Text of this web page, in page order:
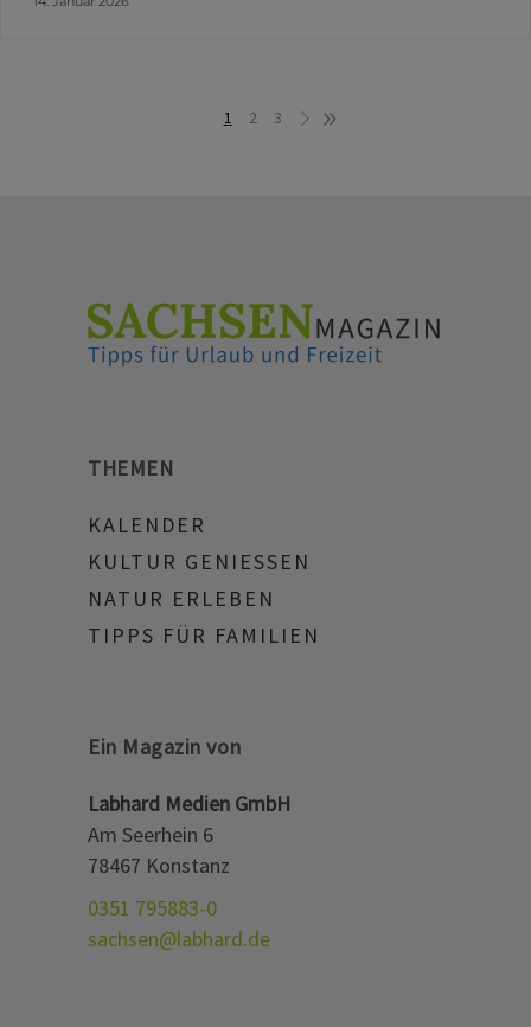
1 2 3
THEMEN
KALENDER
KULTUR GENIESSEN
NATUR ERLEBEN
TIPPS FÜR FAMILIEN
Ein Magazin von
Labhard Medien GmbH
Am Seerhein 6
78467 Konstanz
0351 795883-0
sachsen@labhard.de